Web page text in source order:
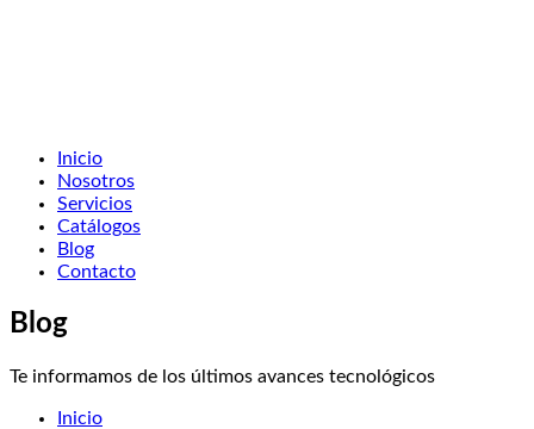
Inicio
Nosotros
Servicios
Catálogos
Blog
Contacto
Blog
Te informamos de los últimos avances tecnológicos
Inicio